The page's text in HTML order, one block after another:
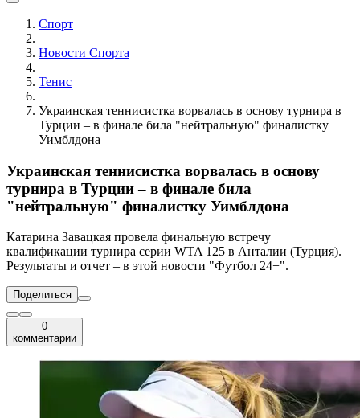
Спорт
Новости Cпорта
Тенис
Украинская теннисистка ворвалась в основу турнира в
Турции – в финале била "нейтральную" финалистку
Уимблдона
Украинская теннисистка ворвалась в основу
турнира в Турции – в финале била
"нейтральную" финалистку Уимблдона
Катарина Завацкая провела финальную встречу
квалификации турнира серии WTA 125 в Анталии (Турция).
Результаты и отчет – в этой новости "Футбол 24+".
Поделиться
0
комментарии